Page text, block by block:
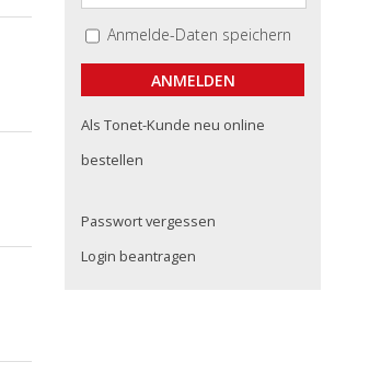
Anmelde-Daten speichern
Als Tonet-Kunde neu online
bestellen
Passwort vergessen
Login beantragen